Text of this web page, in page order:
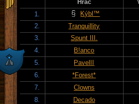
Hráč
1.
Kýbl™
2.
Tranquillity
3.
Spunt III.
4.
B!anco
5.
PavelII
6.
*Forest*
7.
Clowns
8.
Decado